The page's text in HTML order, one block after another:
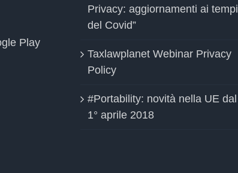
Privacy: aggiornamenti ai tempi
del Covid”
Taxlawplanet Webinar Privacy
Policy
#Portability: novità nella UE dal
1° aprile 2018